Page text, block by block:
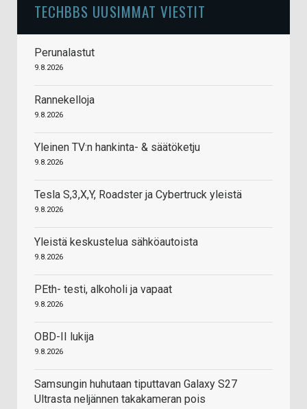
TECHBBS UUSIMMAT VIESTIT
Perunalastut
9.8.2026
Rannekelloja
9.8.2026
Yleinen TV:n hankinta- & säätöketju
9.8.2026
Tesla S,3,X,Y, Roadster ja Cybertruck yleistä
9.8.2026
Yleistä keskustelua sähköautoista
9.8.2026
PEth- testi, alkoholi ja vapaat
9.8.2026
OBD-II lukija
9.8.2026
Samsungin huhutaan tiputtavan Galaxy S27
Ultrasta neljännen takakameran pois